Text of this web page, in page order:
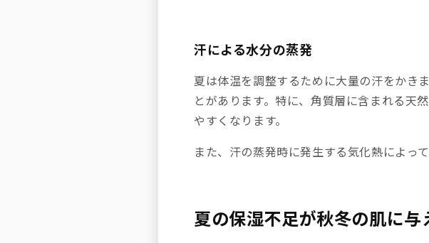
汗による水分の蒸発
夏は体温を調整するために大量の汗をかき
とがあります。特に、角質層に含まれる天
やすくなります。
また、汗の蒸発時に発生する気化熱によっ
夏の保湿不足が秋冬の肌に与